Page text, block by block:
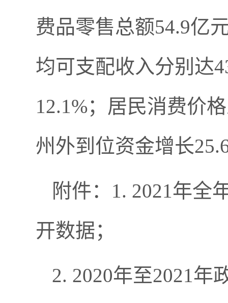
费品零售总额54.9亿
均可支配收入分别达
12.1%；居民消费价
州外到位资金增长
附件：1. 2021年全
开数据；
2. 2020年至2021年